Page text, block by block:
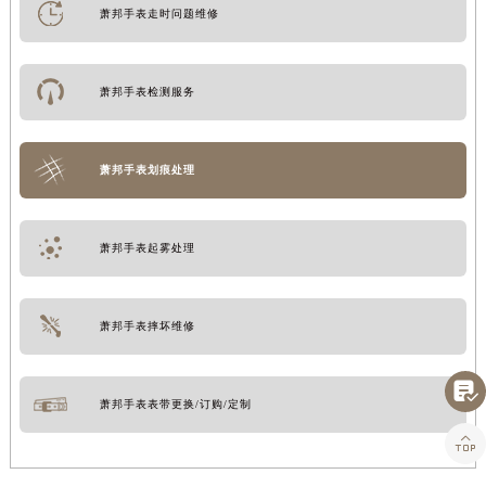
萧邦手表走时问题维修
萧邦手表检测服务
萧邦手表划痕处理
萧邦手表起雾处理
萧邦手表摔坏维修
萧邦手表表带更换/订购/定制

